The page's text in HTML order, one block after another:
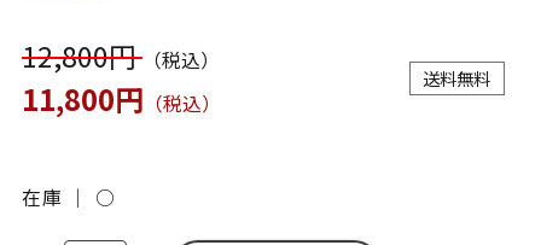
12,800円（税込）
11,800円 （税込）
送料無料
在庫 ｜ ○